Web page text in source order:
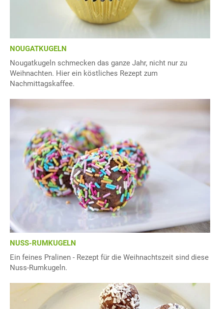
NOUGATKUGELN
Nougatkugeln schmecken das ganze Jahr, nicht nur zu
Weihnachten. Hier ein köstliches Rezept zum
Nachmittagskaffee.
NUSS-RUMKUGELN
Ein feines Pralinen - Rezept für die Weihnachtszeit sind diese
Nuss-Rumkugeln.